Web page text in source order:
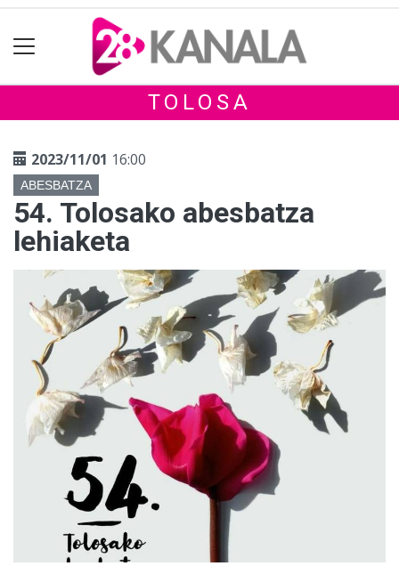
TOLOSA
2023/11/01 16:00
ABESBATZA
54. Tolosako abesbatza
lehiaketa